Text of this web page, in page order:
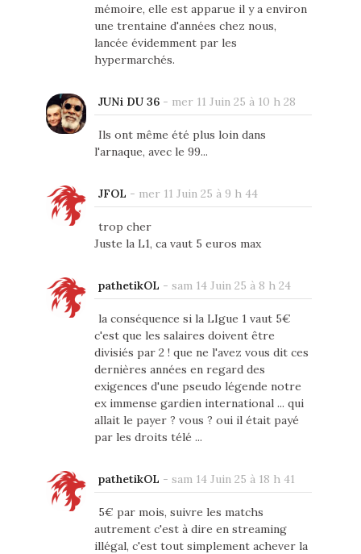
mémoire, elle est apparue il y a environ
une trentaine d'années chez nous,
lancée évidemment par les
hypermarchés.
JUNi DU 36- mer 11 Juin 25 à 10 h 28
Ils ont même été plus loin dans
l'arnaque, avec le 99...
JFOL - mer 11 Juin 25 à 9 h 44
trop cher
Juste la L1, ca vaut 5 euros max
pathetikOL - sam 14 Juin 25 à 8 h 24
la conséquence si la LIgue 1 vaut 5€
c'est que les salaires doivent être
divisiés par 2 ! que ne l'avez vous dit ces
dernières années en regard des
exigences d'une pseudo légende notre
ex immense gardien international ... qui
allait le payer ? vous ? oui il était payé
par les droits télé ...
pathetikOL - sam 14 Juin 25 à 18 h 41
5€ par mois, suivre les matchs
autrement c'est à dire en streaming
illégal, c'est tout simplement achever la